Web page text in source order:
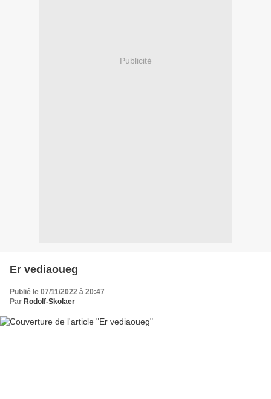
Publicité
Er vediaoueg
Publié le 07/11/2022 à 20:47
Par Rodolf-Skolaer